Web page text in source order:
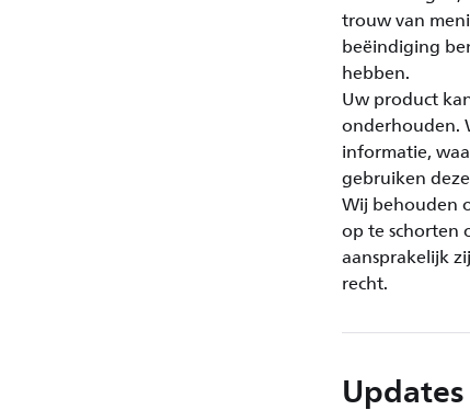
trouw van
beëindiging
hebben.
Uw product
onderhouden.
informatie,
gebruiken
Wij behouden
op te schorten
aansprakelijk
recht.